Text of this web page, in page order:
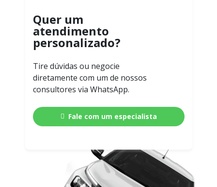
Quer um
atendimento
personalizado?
Tire dúvidas ou negocie
diretamente com um de nossos
consultores via WhatsApp.
Fale com um especialista